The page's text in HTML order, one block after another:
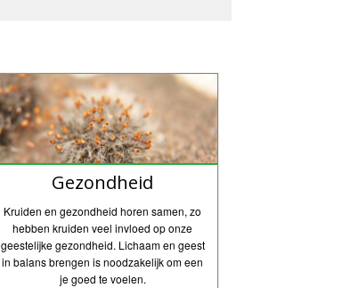
Gezondheid
Kruiden en gezondheid horen samen, zo
hebben kruiden veel invloed op onze
geestelijke gezondheid. Lichaam en geest
in balans brengen is noodzakelijk om een
je goed te voelen.